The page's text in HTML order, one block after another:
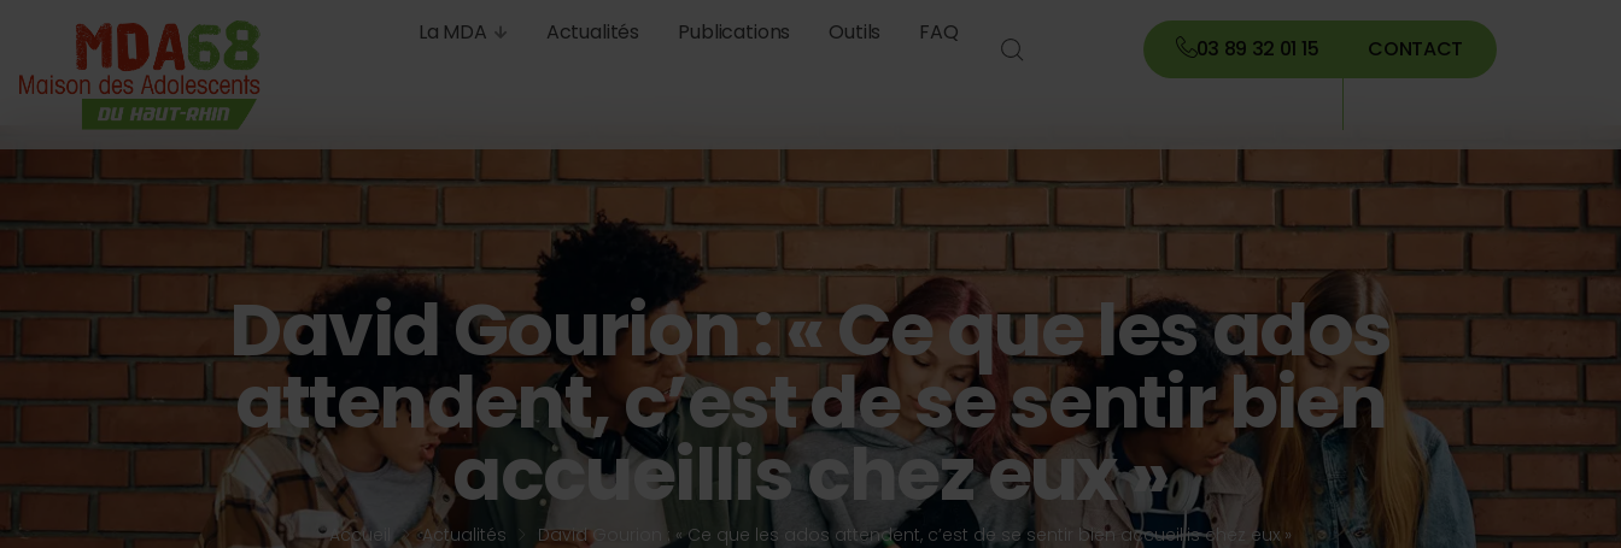
La MDA Actualités Publications Outils FAQ
03 89 32 01 15 CONTACT
David Gourion : « Ce que les ados
attendent, c’est de se sentir bien
accueillis chez eux »
Accueil Actualités David Gourion : « Ce que les ados attendent, c’est de se sentir bien accueillis chez eux »